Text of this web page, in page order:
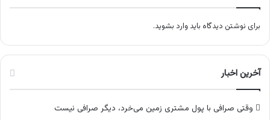
برای نوشتن دیدگاه باید وارد بشوید.
آخرین اخبار
وقتی صرافی با پول مشتری زمین می‌خرد، دیگر صرافی نیست